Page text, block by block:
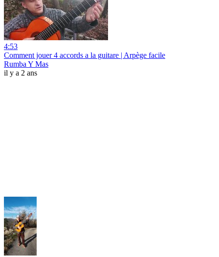
4:53
Comment jouer 4 accords a la guitare | Arpège facile
Rumba Y Mas
il y a 2 ans